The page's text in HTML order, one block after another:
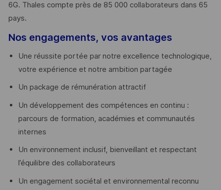
6G. Thales compte près de 85 000 collaborateurs dans 65
pays. ​
Nos engagements, vos avantages
Une réussite portée par notre excellence technologique,
votre expérience et notre ambition partagée
Un package de rémunération attractif
Un développement des compétences en continu :
parcours de formation, académies et communautés
internes
Un environnement inclusif, bienveillant et respectant
l’équilibre des collaborateurs
Un engagement sociétal et environnemental reconnu